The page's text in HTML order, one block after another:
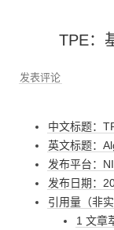
TPE：
发表评论
中文标题：
英文标题：
发布平台：
发布日期：
引用量（非
1 文章